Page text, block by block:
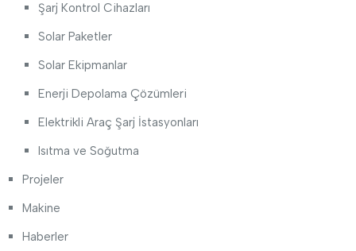
Şarj Kontrol Cihazları
Solar Paketler
Solar Ekipmanlar
Enerji Depolama Çözümleri
Elektrikli Araç Şarj İstasyonları
Isıtma ve Soğutma
Projeler
Makine
Haberler